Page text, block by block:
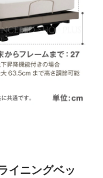
イニングベッ